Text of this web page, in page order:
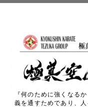
『何のために強くなる
義を通すためであり、